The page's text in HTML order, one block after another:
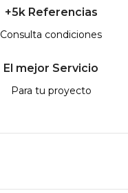
+5k Referencias
Consulta condiciones
El mejor Servicio
Para tu proyecto